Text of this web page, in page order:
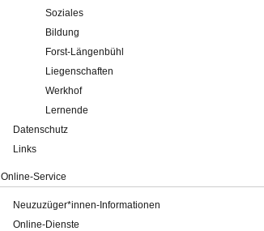
Soziales
Bildung
Forst-Längenbühl
Liegenschaften
Werkhof
Lernende
Datenschutz
Links
Online-Service
Neuzuzüger*innen-Informationen
Online-Dienste